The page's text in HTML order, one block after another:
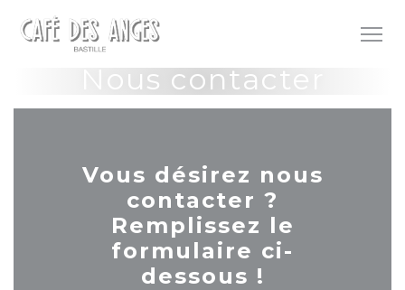
Nous contacter
Vous désirez nous
contacter ?
Remplissez le
formulaire ci-
dessous !